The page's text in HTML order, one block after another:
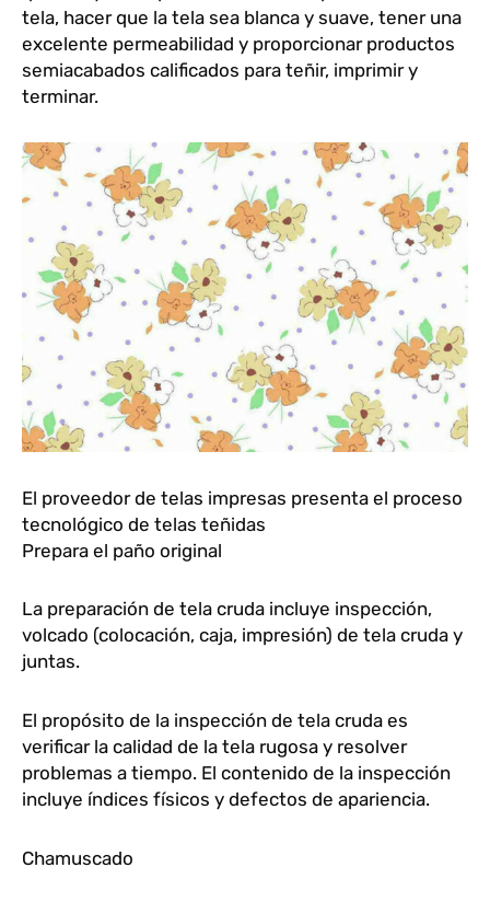
tela, hacer que la tela sea blanca y suave, tener una
excelente permeabilidad y proporcionar productos
semiacabados calificados para teñir, imprimir y
terminar.
El proveedor de telas impresas presenta el proceso
tecnológico de telas teñidas
Prepara el paño original
La preparación de tela cruda incluye inspección,
volcado (colocación, caja, impresión) de tela cruda y
juntas.
El propósito de la inspección de tela cruda es
verificar la calidad de la tela rugosa y resolver
problemas a tiempo. El contenido de la inspección
incluye índices físicos y defectos de apariencia.
Chamuscado